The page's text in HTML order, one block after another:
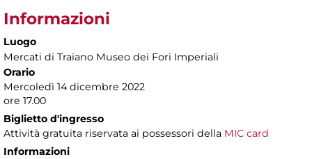
Informazioni
Luogo
Mercati di Traiano Museo dei Fori Imperiali
Orario
Mercoledì 14 dicembre 2022
ore 17.00
Biglietto d'ingresso
Attività gratuita riservata ai possessori della MIC card
Informazioni